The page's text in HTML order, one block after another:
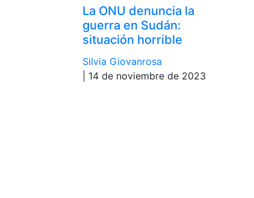
La ONU denuncia la
guerra en Sudán:
situación horrible
Silvia Giovanrosa
| 14 de noviembre de 2023